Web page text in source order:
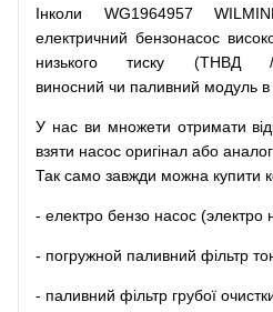
Інколи WG1964957
електричний бензонасос
низького
тиску (ТНВД /
виносний чи паливний модуль в
У нас ви множети отримати
взяти насос оригінал або аналог
Так само завжди можна купити
- електро бензо насос (электро
- погружной паливний фільтр
- паливний фільтр грубої